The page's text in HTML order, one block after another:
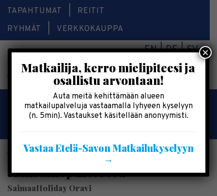
TAPAHTUMAT
REITIT
RYHMÄT
VERKKOKAUPPA
EN DE SV
Kesälomatärpit »
Välinevuokraus Linnansaaren
Kansallispuistossa
SaimaaHoliday Oravi
Matkailija, kerro mielipiteesi ja
osallistu arvontaan!
Auta meitä kehittämään alueen
matkailupalveluja vastaamalla lyhyeen kyselyyn
(n. 5min). Vastaukset käsitellään anonyymisti.
Vastaa Etelä-Savon Matkailukyselyyn
→
×